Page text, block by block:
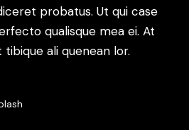
probatus. Ut qui case
qualisque mea ei. At
ali quenean lor.